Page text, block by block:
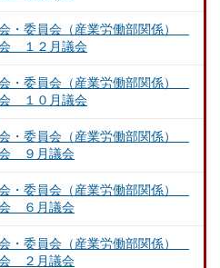
・委員会（産業労働部関係）
１２月議会
・委員会（産業労働部関係）
１０月議会
・委員会（産業労働部関係）
会 ９月議会
・委員会（産業労働部関係）
会 ６月議会
・委員会（産業労働部関係）
会 ２月議会